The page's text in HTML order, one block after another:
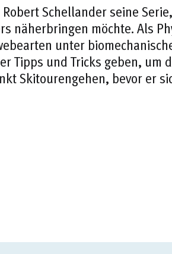
Schellander seine
näherbringen möchte. Als
unter
Tipps und Tricks geben, um
Skitourengehen, bevor er